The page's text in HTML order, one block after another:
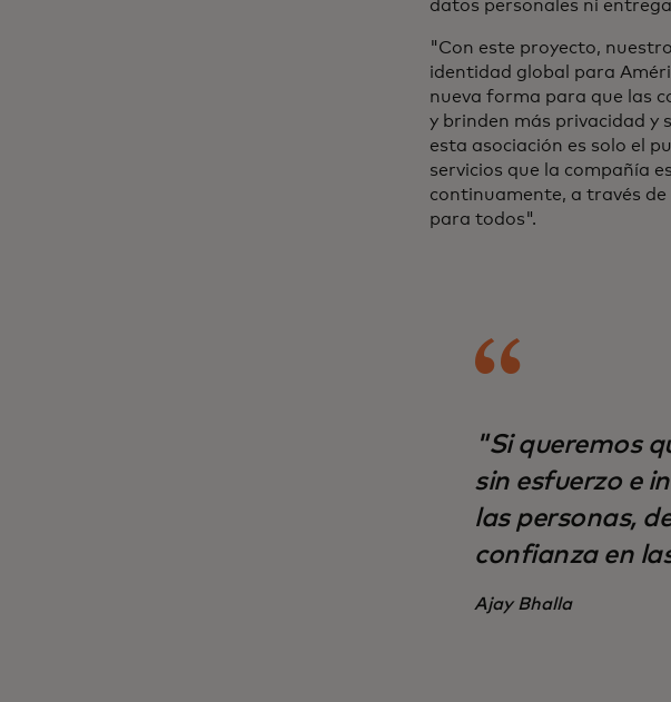
datos personales ni
"Con este proyecto,
identidad global para
nueva forma para que las
y brinden más privacidad y
esta asociación es solo el
servicios que la compañía
continuamente, a través
para todos".
"Si queremos
sin esfuerzo e
las personas,
confianza en
Ajay Bhalla